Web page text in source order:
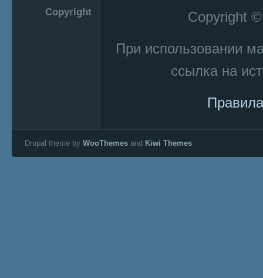
Copyright
Copyright
При использовании
ссылка на
Drupal theme by WooThemes and Kiwi Themes